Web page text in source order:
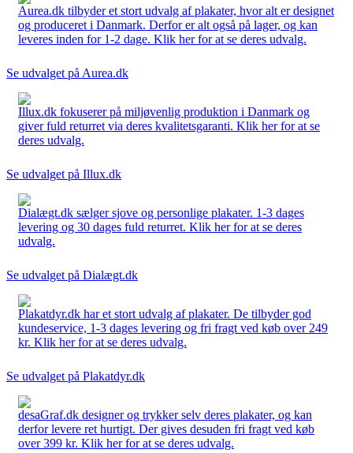
Aurea.dk tilbyder et stort udvalg af plakater, hvor alt er designet
og produceret i Danmark. Derfor er alt også på lager, og kan
leveres inden for 1-2 dage. Klik her for at se deres udvalg.
Se udvalget på Aurea.dk
Illux.dk fokuserer på miljøvenlig produktion i Danmark og
giver fuld returret via deres kvalitetsgaranti. Klik her for at se
deres udvalg.
Se udvalget på Illux.dk
Dialægt.dk sælger sjove og personlige plakater. 1-3 dages
levering og 30 dages fuld returret. Klik her for at se deres
udvalg.
Se udvalget på Dialægt.dk
Plakatdyr.dk har et stort udvalg af plakater. De tilbyder god
kundeservice, 1-3 dages levering og fri fragt ved køb over 249
kr. Klik her for at se deres udvalg.
Se udvalget på Plakatdyr.dk
desaGraf.dk designer og trykker selv deres plakater, og kan
derfor levere ret hurtigt. Der gives desuden fri fragt ved køb
over 399 kr. Klik her for at se deres udvalg.